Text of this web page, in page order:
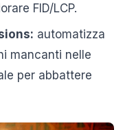
FID/LCP.
automatizza
mancanti nelle
per abbattere